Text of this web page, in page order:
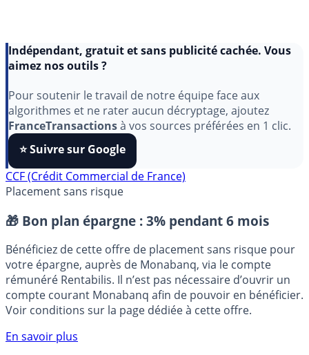
aimez nos outils ?
Pour soutenir le travail de notre équipe face aux
algorithmes et ne rater aucun décryptage, ajoutez
FranceTransactionsà vos sources préférées en 1 clic.
⭐️ Suivre sur Google
Placement sans risque
🎁 Bon plan épargne : 3% pendant 6 mois
Bénéficiez de cette offre de placement sans risque pour
votre épargne, auprès de Monabanq, via le compte
rémunéré Rentabilis. Il n’est pas nécessaire d’ouvrir un
Voir conditions sur la page dédiée à cette offre.